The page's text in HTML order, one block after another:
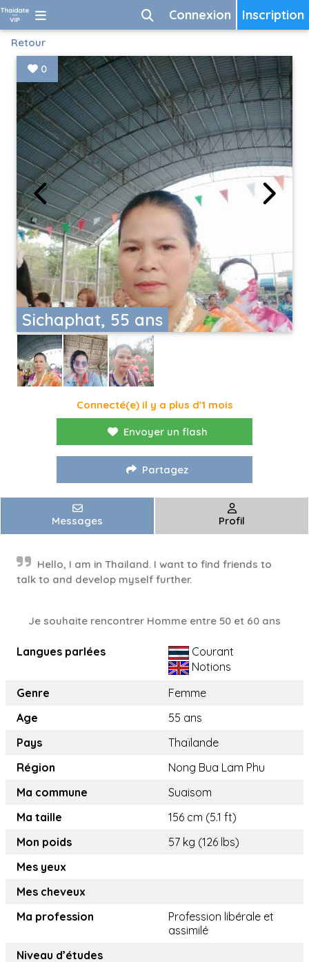
Inscription
Connexion
Retour
Sichaphat, 55 ans
0
Connecté(e) il y a plus d'1 mois
Envoyer un flash
Partagez
Messages Profil
Hello, I am in Thailand. I want to find friends to
talk to and develop myself further.
Je souhaite rencontrer Homme entre 50 et 60 ans
Langues parlées
Courant
Notions
Genre
Femme
Age
55 ans
Pays
Thaïlande
Région
Nong Bua Lam Phu
Ma commune
Suaisom
Ma taille
156 cm (5.1 ft)
Mon poids
57 kg (126 lbs)
Mes yeux
Mes cheveux
Ma profession
Profession libérale et
assimilé
Niveau d’études